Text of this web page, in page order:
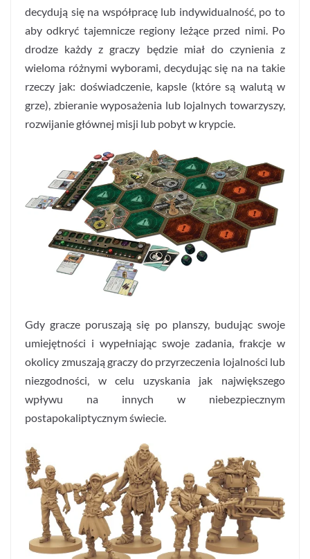
decydują się na współpracę lub indywidualność, po to
aby odkryć tajemnicze regiony leżące przed nimi. Po
drodze każdy z graczy będzie miał do czynienia z
wieloma różnymi wyborami, decydując się na na takie
rzeczy jak: doświadczenie, kapsle (które są walutą w
grze), zbieranie wyposażenia lub lojalnych towarzyszy,
rozwijanie głównej misji lub pobyt w krypcie.
Gdy gracze poruszają się po planszy, budując swoje
umiejętności i wypełniając swoje zadania, frakcje w
okolicy zmuszają graczy do przyrzeczenia lojalności lub
niezgodności, w celu uzyskania jak największego
wpływu na innych w niebezpiecznym
postapokaliptycznym świecie.